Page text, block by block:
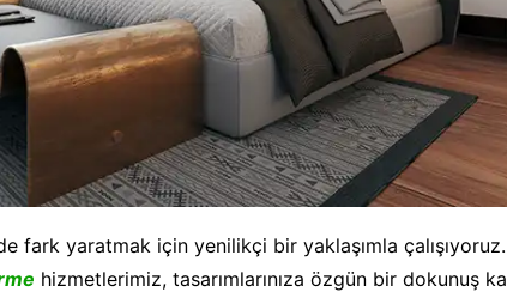
fark yaratmak için yenilikçi bir yaklaşımla çalışıyoruz.
hizmetlerimiz, tasarımlarınıza özgün bir dokunuş